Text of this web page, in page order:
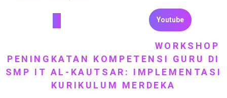
Youtube
WORKSHOP
PENINGKATAN KOMPETENSI GURU DI
SMP IT AL-KAUTSAR: IMPLEMENTASI
KURIKULUM MERDEKA